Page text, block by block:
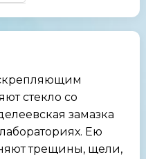
стекло со
замазка
Ею
трещины, щели,